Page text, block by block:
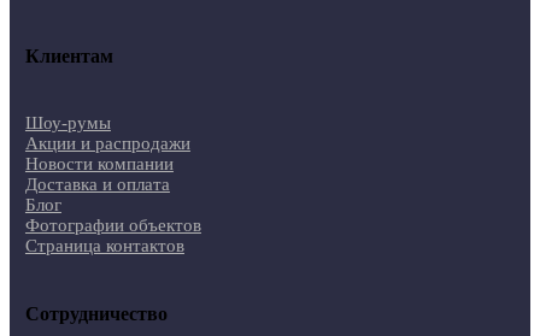
Клиентам
Шоу-румы
Акции и распродажи
Новости компании
Доставка и оплата
Блог
Фотографии объектов
Страница контактов
Сотрудничество